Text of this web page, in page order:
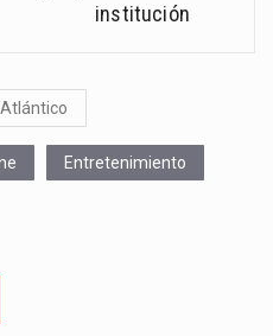
institución
Entretenimiento